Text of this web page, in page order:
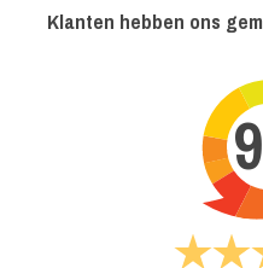
Klanten hebben ons